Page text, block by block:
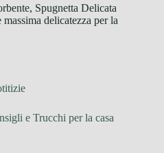
Spugnetta Delicata
delicatezza per la
e Trucchi per la casa